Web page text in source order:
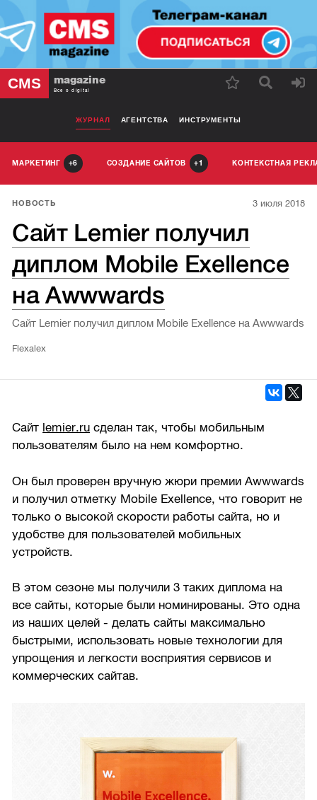
CMS magazine
Все о digital
ЖУРНАЛ АГЕНТСТВА ИНСТРУМЕНТЫ
МАРКЕТИНГ 6 СОЗДАНИЕ САЙТОВ 1 КОНТЕКСТНАЯ
НОВОСТЬ 3 июля 2018
Сайт Lemier получил
диплом Mobile Exellence
на Awwwards
Сайт Lemier получил диплом Mobile Exellence на Awwwards
Flexalex
Сайт lemier.ru сделан так, чтобы мобильным
пользователям было на нем комфортно.
Он был проверен вручную жюри премии Awwwards
и получил отметку Mobile Exellence, что говорит не
только о высокой скорости работы сайта, но и
удобстве для пользователей мобильных
устройств.
В этом сезоне мы получили 3 таких диплома на
все сайты, которые были номинированы. Это одна
из наших целей - делать сайты максимально
быстрыми, использовать новые технологии для
упрощения и легкости восприятия сервисов и
коммерческих сайтав.